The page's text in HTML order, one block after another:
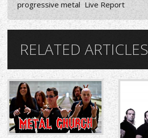
progressive metal Live Report
RELATED ARTICLES